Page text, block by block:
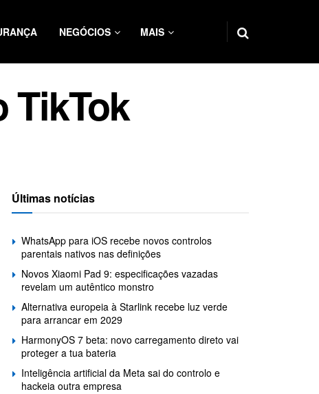
NEGÓCIOS MAIS
TikTok
Últimas notícias
WhatsApp para iOS recebe novos controlos
parentais nativos nas definições
Novos Xiaomi Pad 9: especificações vazadas
revelam um autêntico monstro
Alternativa europeia à Starlink recebe luz verde
para arrancar em 2029
HarmonyOS 7 beta: novo carregamento direto vai
proteger a tua bateria
Inteligência artificial da Meta sai do controlo e
hackeia outra empresa